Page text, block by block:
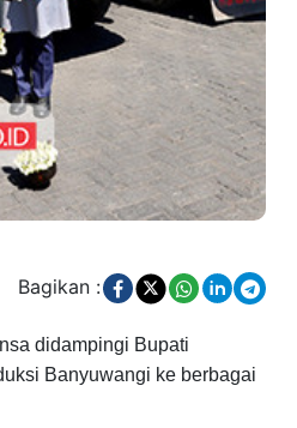
Bagikan :
didampingi Bupati
Banyuwangi ke berbagai